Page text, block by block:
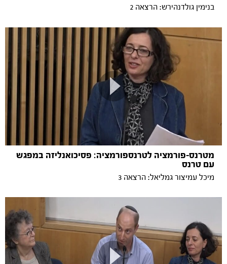
בנימין גולדנהירש: הרצאה 2
מטרנס-פורמציה לטרנספורמציה: פסיכואנליזה במפגש
עם טרנס
מיכל עמיצור גמליאל: הרצאה 3